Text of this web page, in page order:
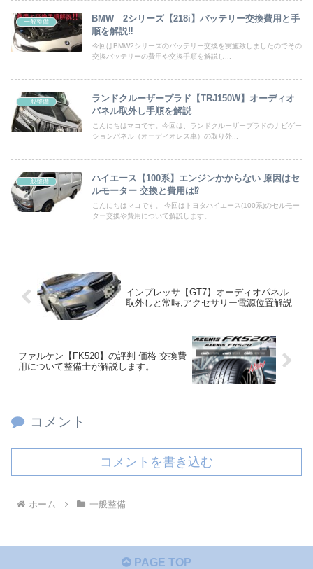
一般整備
BMW 2シリーズ【218i】バッテリー交換費用と手
順を解説‼
今回はBMW2シリーズのバッテリー交換を実施致しましたのでその
交換バッテリーの費用や交換手順を解説し...
一般整備
ランドクルーザープラド【TRJ150W】オーディオ
パネル取外し手順を解説
こんにちはマコです。今回は、ランドクルーザープラドのナビゲー
ションパネル（オーディオレス車）の取り外...
一般整備
ハイエース【100系】エンジンかからない 原因はセ
ルモーター 交換と費用は⁉
こんにちはマコです。 今回はトヨタハイエース(100系)のセルモー
ター交換や費用について解説します。...
インプレッサ【GT7】オーディオパネル
取外しと常時,アクセサリー電源位置解説
ファルケン【FK520】の評判 価格 交換費
用について整備士が解説します。
コメント
コメントを書き込む
ホーム 一般整備
PAGE TOP